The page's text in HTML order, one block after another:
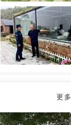
更多